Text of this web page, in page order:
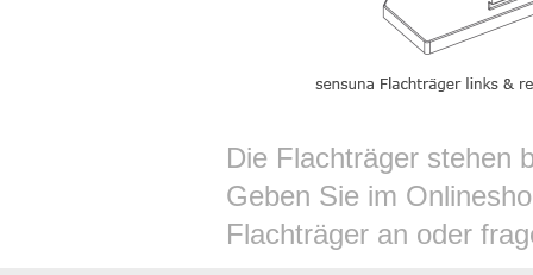
Die Flachträger stehen
Geben Sie im
Flachträger an oder